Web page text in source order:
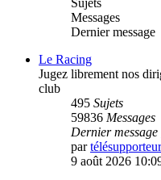
Messages
Dernier message
Le Racing
Jugez librement nos
club
495 Sujets
59836 Messages
Dernier message
partélésupporteur
9 août 2026